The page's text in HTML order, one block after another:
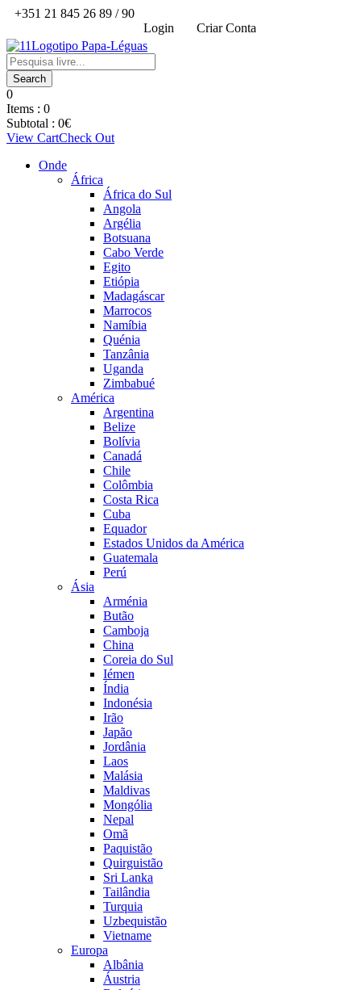
+351 21 845 26 89 / 90
Login
Criar Conta
0
Items : 0
Subtotal : 0€
View CartCheck Out
Onde
África
África do Sul
Angola
Argélia
Botsuana
Cabo Verde
Egito
Etiópia
Madagáscar
Marrocos
Namíbia
Quénia
Tanzânia
Uganda
Zimbabué
América
Argentina
Belize
Bolívia
Canadá
Chile
Colômbia
Costa Rica
Cuba
Equador
Estados Unidos da América
Guatemala
Perú
Ásia
Arménia
Butão
Camboja
China
Coreia do Sul
Iémen
Índia
Indonésia
Irão
Japão
Jordânia
Laos
Malásia
Maldivas
Mongólia
Nepal
Omã
Paquistão
Quirguistão
Sri Lanka
Tailândia
Turquia
Uzbequistão
Vietname
Europa
Albânia
Áustria